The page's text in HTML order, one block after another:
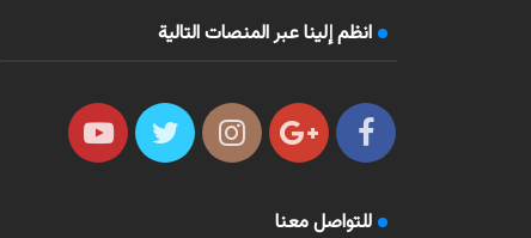
انظم إلينا عبر المنصات التالية
للتواصل معنا